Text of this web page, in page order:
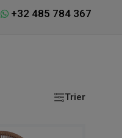
+32 485 784 367
Trier